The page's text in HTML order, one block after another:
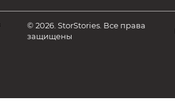
© 2026. StorStories. Все права
защищены